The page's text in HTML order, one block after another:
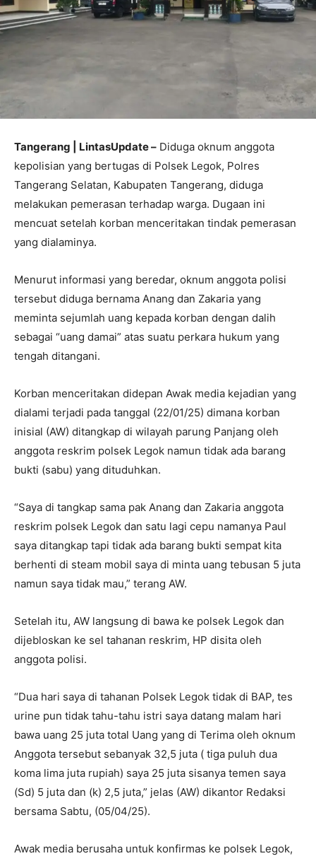
Tangerang | LintasUpdate – Diduga oknum anggota
kepolisian yang bertugas di Polsek Legok, Polres
Tangerang Selatan, Kabupaten Tangerang, diduga
melakukan pemerasan terhadap warga. Dugaan ini
mencuat setelah korban menceritakan tindak pemerasan
yang dialaminya.
Menurut informasi yang beredar, oknum anggota polisi
tersebut diduga bernama Anang dan Zakaria yang
meminta sejumlah uang kepada korban dengan dalih
sebagai “uang damai” atas suatu perkara hukum yang
tengah ditangani.
Korban menceritakan didepan Awak media kejadian yang
dialami terjadi pada tanggal (22/01/25) dimana korban
inisial (AW) ditangkap di wilayah parung Panjang oleh
anggota reskrim polsek Legok namun tidak ada barang
bukti (sabu) yang dituduhkan.
“Saya di tangkap sama pak Anang dan Zakaria anggota
reskrim polsek Legok dan satu lagi cepu namanya Paul
saya ditangkap tapi tidak ada barang bukti sempat kita
berhenti di steam mobil saya di minta uang tebusan 5 juta
namun saya tidak mau,” terang AW.
Setelah itu, AW langsung di bawa ke polsek Legok dan
dijebloskan ke sel tahanan reskrim, HP disita oleh
anggota polisi.
“Dua hari saya di tahanan Polsek Legok tidak di BAP, tes
urine pun tidak tahu-tahu istri saya datang malam hari
bawa uang 25 juta total Uang yang di Terima oleh oknum
Anggota tersebut sebanyak 32,5 juta ( tiga puluh dua
koma lima juta rupiah) saya 25 juta sisanya temen saya
(Sd) 5 juta dan (k) 2,5 juta,” jelas (AW) dikantor Redaksi
bersama Sabtu, (05/04/25).
Awak media berusaha untuk konfirmas ke polsek Legok,